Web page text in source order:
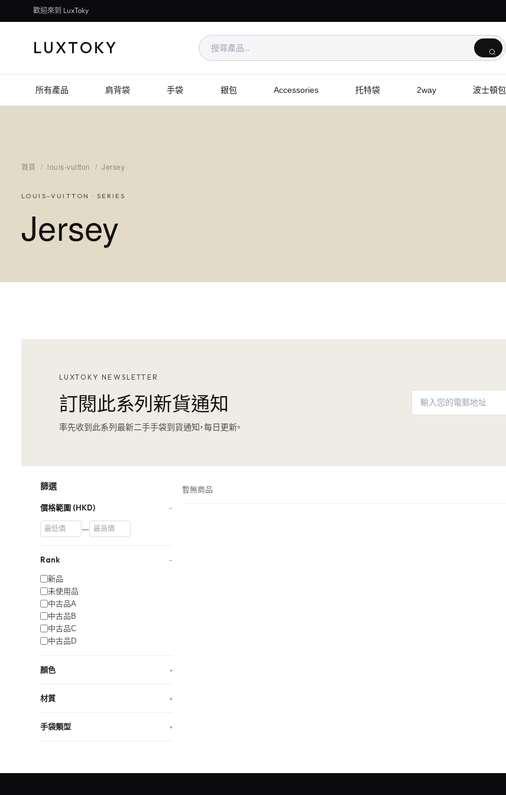
歡迎來到 LuxToky
LUXTOKY
所有產品 肩背袋 手袋 銀包 Accessories 托特袋 2way 波士頓包
首頁 / louis-vuitton / Jersey
LOUIS-VUITTON · SERIES
Jersey
LUXTOKY NEWSLETTER
訂閱此系列新貨通知
率先收到此系列最新二手手袋到貨通知，每日更新。
篩選
價格範圍 (HKD) −
—
Rank −
新品
未使用品
中古品A
中古品B
中古品C
中古品D
顏色 +
材質 +
手袋類型 +
暫無商品